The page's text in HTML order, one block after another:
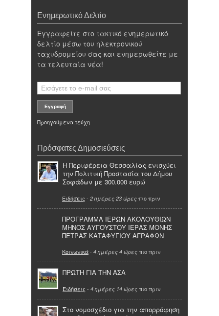
Ενημερωτικό Δελτίο
Εγγραφείτε στο τακτικό ενημερωτικό
δελτίο μέσω του ηλεκτρονικού
ταχυδρομείου σας και ενημερωθείτε με
τα τελευταία νέα!
Προηγούμενα τεύχη
Πρόσφατες Δημοσιεύσεις
Η Περιφέρεια Θεσσαλίας ενισχύει
την Πολιτική Προστασία του Δήμου
Σοφάδων με 300.000 ευρώ
Ειδήσεις - 2 ημέρες 23 ώρες πιο πριν
ΠΡΟΓΡΑΜΜΑ ΙΕΡΩΝ ΑΚΟΛΟΥΘΙΩΝ
ΜΗΝΟΣ ΑΥΓΟΥΣΤΟΥ ΙΕΡΑΣ ΜΟΝΗΣ
ΠΕΤΡΑΣ ΚΑΤΑΦΥΓΙΟΥ ΑΓΡΑΦΩΝ
Κοινωνικά- 4 ημέρες 4 ώρες πιο πριν
ΠΡΩΤΗ ΓΙΑ ΤΗΝ ΑΣΑ
Ειδήσεις - 4 ημέρες 14 ώρες πιο πριν
Στο νομοσχέδιο για την απορρόφηση